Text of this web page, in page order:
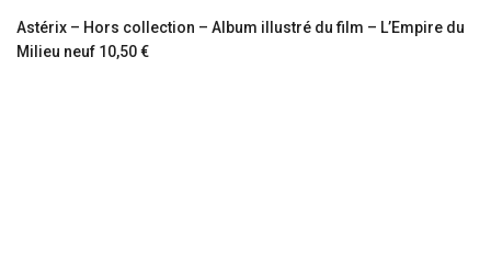
Astérix – Hors collection – Album illustré du film – L’Empire du
Milieu neuf 10,50 €